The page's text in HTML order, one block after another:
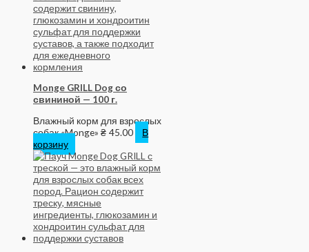
Monge GRILL Dog со
свининой — 100 г.
Влажный корм для взрослых
собак «Monge» ₴ 45.00
В
корзину